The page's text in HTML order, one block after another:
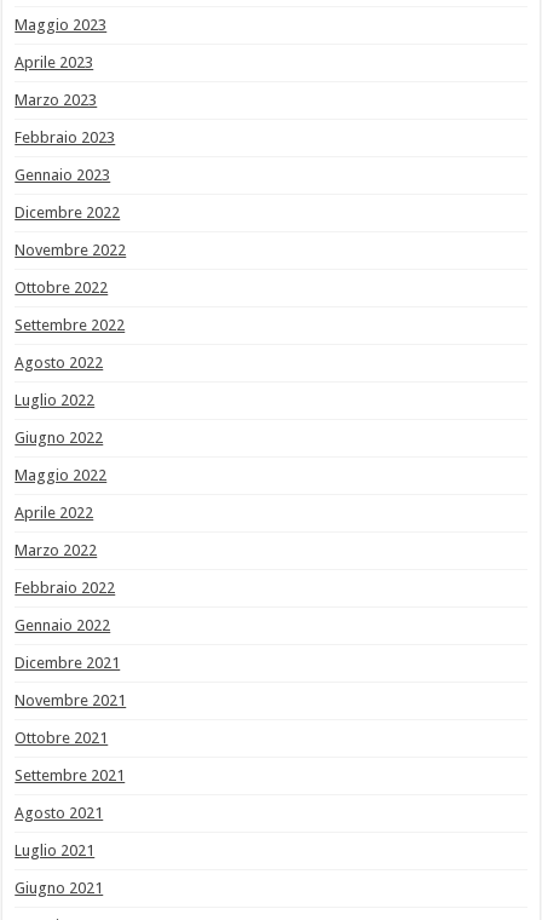
Maggio 2023
Aprile 2023
Marzo 2023
Febbraio 2023
Gennaio 2023
Dicembre 2022
Novembre 2022
Ottobre 2022
Settembre 2022
Agosto 2022
Luglio 2022
Giugno 2022
Maggio 2022
Aprile 2022
Marzo 2022
Febbraio 2022
Gennaio 2022
Dicembre 2021
Novembre 2021
Ottobre 2021
Settembre 2021
Agosto 2021
Luglio 2021
Giugno 2021